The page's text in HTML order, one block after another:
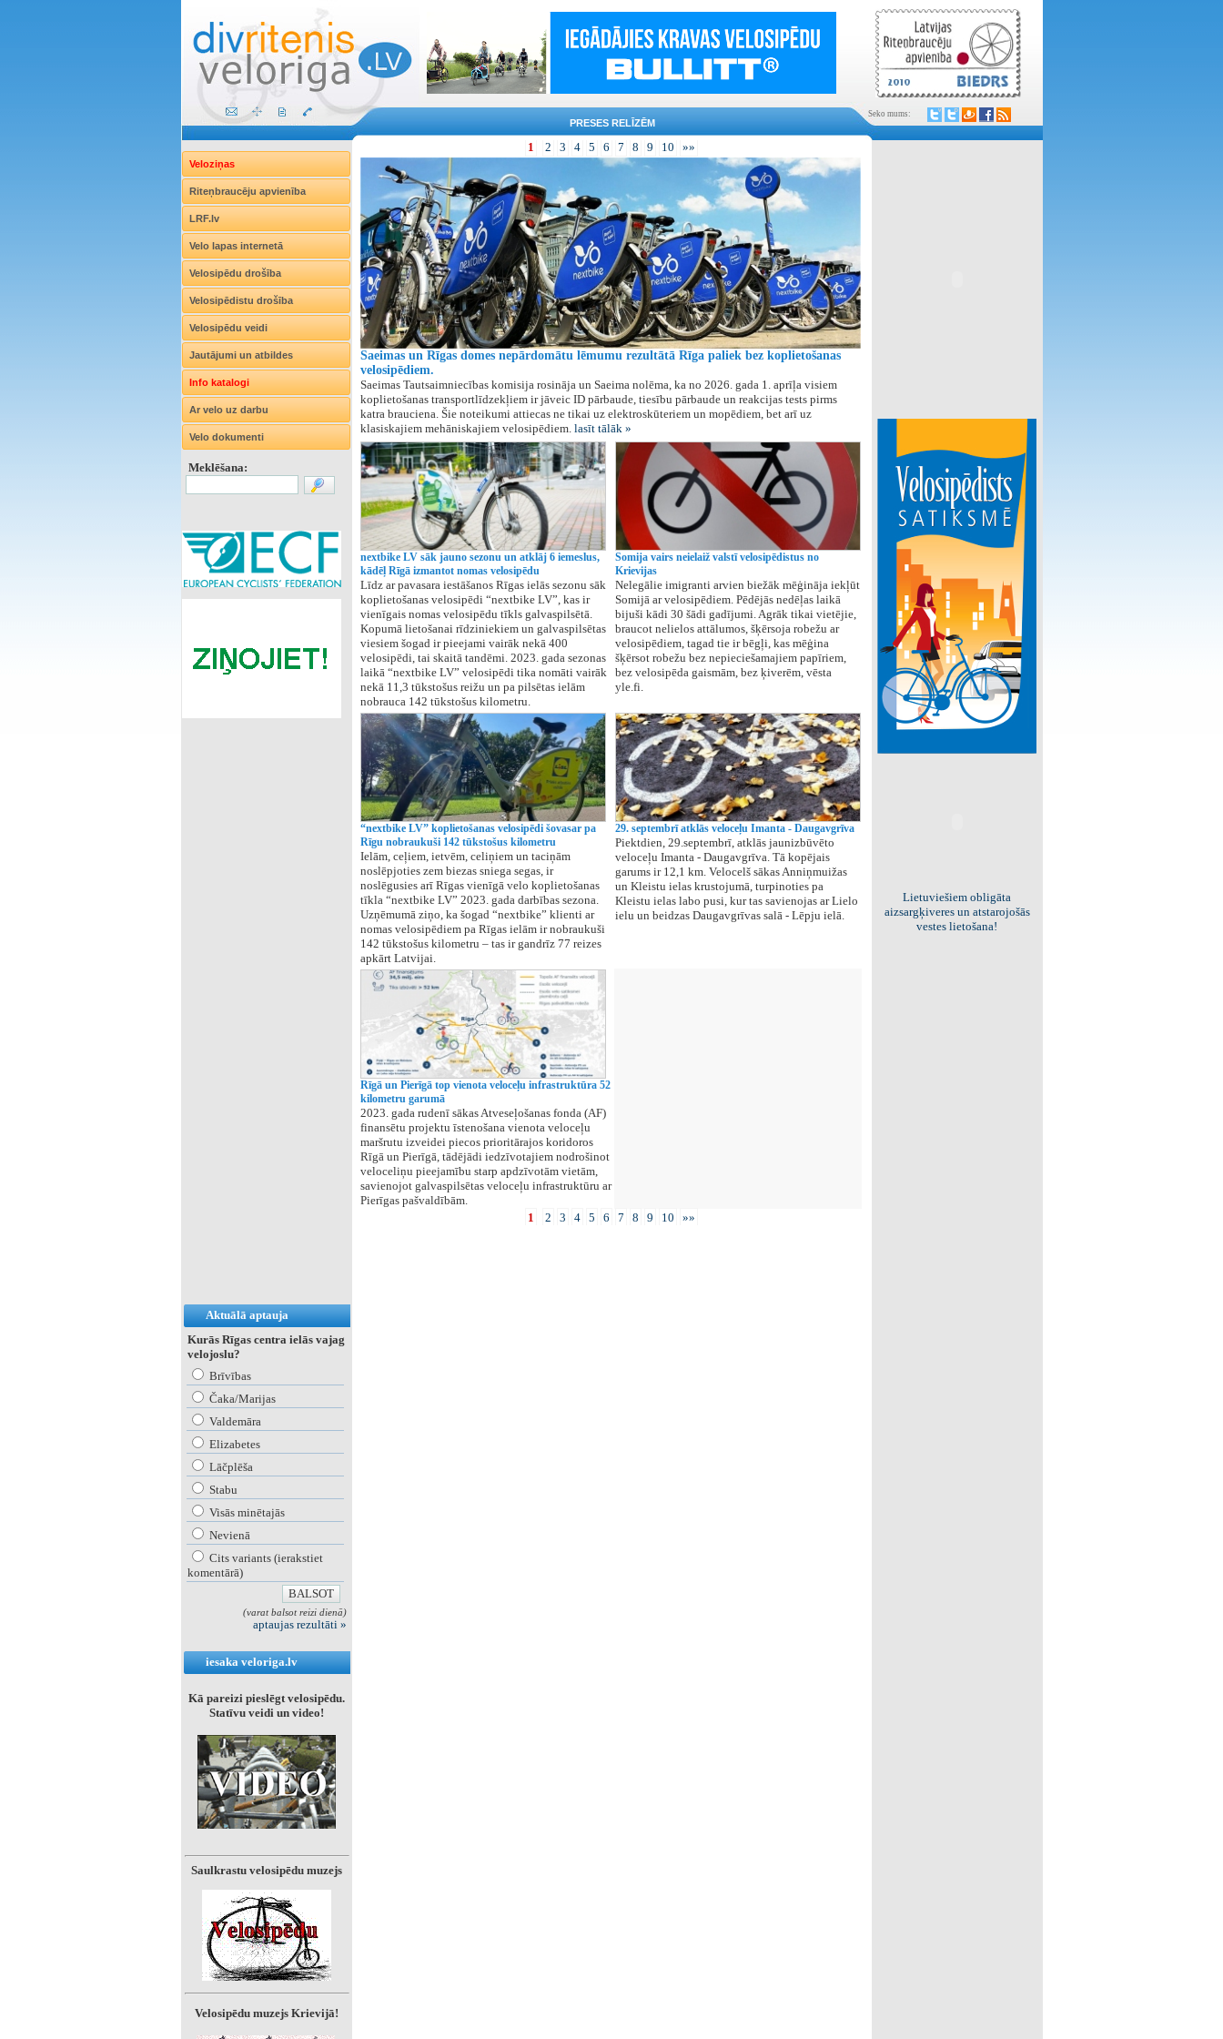
PRESES RELĪZĒM
Seko mums:
Veloziņas
Riteņbraucēju apvienība
LRF.lv
Velo lapas internetā
Velosipēdu drošība
Velosipēdistu drošība
Velosipēdu veidi
Jautājumi un atbildes
Info katalogi
Ar velo uz darbu
Velo dokumenti
Meklēšana:
Aktuālā aptauja
Kurās Rīgas centra ielās vajag
velojoslu?
Brīvības
Čaka/Marijas
Valdemāra
Elizabetes
Lāčplēša
Stabu
Visās minētajās
Nevienā
Cits variants (ierakstiet
komentārā)
(varat balsot reizi dienā)
aptaujas rezultāti »
iesaka veloriga.lv
Kā pareizi pieslēgt velosipēdu.
Statīvu veidi un video!
Saulkrastu velosipēdu muzejs
Velosipēdu muzejs Krievijā!
1 2 3 4 5 6 7 8 9 10 »»
Saeimas un Rīgas domes nepārdomātu lēmumu rezultātā Rīga paliek bez koplietošanas
velosipēdiem.
Saeimas Tautsaimniecības komisija rosināja un Saeima nolēma, ka no 2026. gada 1. aprīļa visiem
koplietošanas transportlīdzekļiem ir jāveic ID pārbaude, tiesību pārbaude un reakcijas tests pirms
katra brauciena. Šie noteikumi attiecas ne tikai uz elektroskūteriem un mopēdiem, bet arī uz
klasiskajiem mehāniskajiem velosipēdiem. lasīt tālāk »
nextbike LV sāk jauno sezonu un atklāj 6 iemeslus,
kādēļ Rīgā izmantot nomas velosipēdu
Līdz ar pavasara iestāšanos Rīgas ielās sezonu sāk
koplietošanas velosipēdi “nextbike LV”, kas ir
vienīgais nomas velosipēdu tīkls galvaspilsētā.
Kopumā lietošanai rīdziniekiem un galvaspilsētas
viesiem šogad ir pieejami vairāk nekā 400
velosipēdi, tai skaitā tandēmi. 2023. gada sezonas
laikā “nextbike LV” velosipēdi tika nomāti vairāk
nekā 11,3 tūkstošus reižu un pa pilsētas ielām
nobrauca 142 tūkstošus kilometru.
Somija vairs neielaiž valstī velosipēdistus no
Krievijas
Nelegālie imigranti arvien biežāk mēģināja iekļūt
Somijā ar velosipēdiem. Pēdējās nedēļas laikā
bijuši kādi 30 šādi gadījumi. Agrāk tikai vietējie,
braucot nelielos attālumos, šķērsoja robežu ar
velosipēdiem, tagad tie ir bēgļi, kas mēģina
šķērsot robežu bez nepieciešamajiem papīriem,
bez velosipēda gaismām, bez ķiverēm, vēsta
yle.fi.
“nextbike LV” koplietošanas velosipēdi šovasar pa
Rīgu nobraukuši 142 tūkstošus kilometru
Ielām, ceļiem, ietvēm, celiņiem un taciņām
noslēpjoties zem biezas sniega segas, ir
noslēgusies arī Rīgas vienīgā velo koplietošanas
tīkla “nextbike LV” 2023. gada darbības sezona.
Uzņēmumā ziņo, ka šogad “nextbike” klienti ar
nomas velosipēdiem pa Rīgas ielām ir nobraukuši
142 tūkstošus kilometru – tas ir gandrīz 77 reizes
apkārt Latvijai.
29. septembrī atklās veloceļu Imanta - Daugavgrīva
Piektdien, 29.septembrī, atklās jaunizbūvēto
veloceļu Imanta - Daugavgrīva. Tā kopējais
garums ir 12,1 km. Velocelš sākas Anniņmuižas
un Kleistu ielas krustojumā, turpinoties pa
Kleistu ielas labo pusi, kur tas savienojas ar Lielo
ielu un beidzas Daugavgrīvas salā - Lēpju ielā.
Rīgā un Pierīgā top vienota veloceļu infrastruktūra 52
kilometru garumā
2023. gada rudenī sākas Atveseļošanas fonda (AF)
finansētu projektu īstenošana vienota veloceļu
maršrutu izveidei piecos prioritārajos koridoros
Rīgā un Pierīgā, tādējādi iedzīvotajiem nodrošinot
veloceliņu pieejamību starp apdzīvotām vietām,
savienojot galvaspilsētas veloceļu infrastruktūru ar
Pierīgas pašvaldībām.
1
2 3 4 5 6 7 8 9 10 »»
Viss par "Kritisko masu"!
Kolekcionējam saites uz resursiem
internetā!